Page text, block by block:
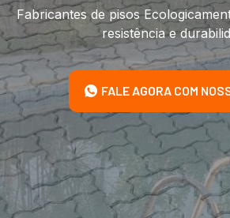
Fabricantes de pisos
resistência e
FALE AGORA COM